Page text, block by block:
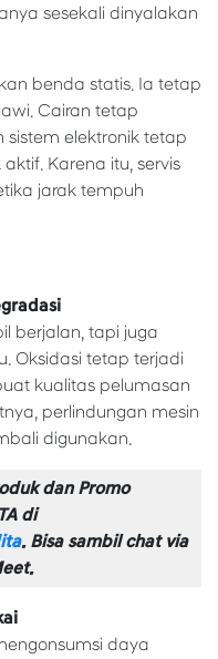
sesekali dinyalakan
benda statis. Ia tetap
Cairan tetap
elektronik tetap
Karena itu, servis
jarak tempuh
berjalan, tapi juga
Oksidasi tetap terjadi
kualitas pelumasan
perlindungan mesin
digunakan.
dan Promo
di
. Bisa sambil chat via
daya